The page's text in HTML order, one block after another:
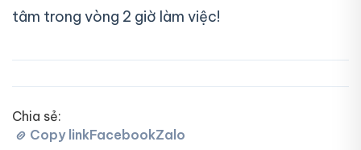
tâm trong vòng 2 giờ làm việc!
Chia sẻ:
Copy linkFacebookZalo